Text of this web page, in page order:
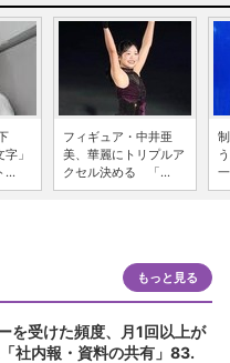
」
...
フィギュア・中井亜
美、華麗にトリプルア
クセル決める 「...
もっと見る
を受けた頻度、月1回以上が
社内報・資料の共有」83.